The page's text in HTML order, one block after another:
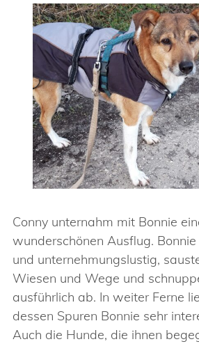
Conny unternahm mit Bonnie
wunderschönen Ausflug.
und unternehmungslustig,
Wiesen und Wege und
ausführlich ab. In weiter Ferne
dessen Spuren Bonnie sehr
Auch die Hunde, die ihnen